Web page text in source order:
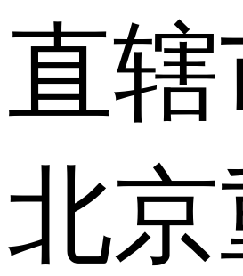
直辖
北京